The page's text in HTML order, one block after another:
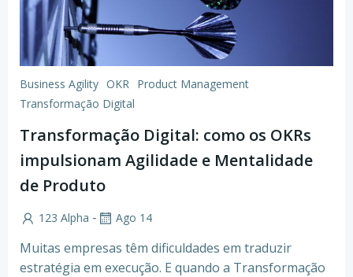
Business Agility OKR
Product Management
Transformação Digital
Transformação Digital: como os OKRs
impulsionam Agilidade e Mentalidade
de Produto
123 Alpha - Ago 14
Muitas empresas têm dificuldades em traduzir
estratégia em execução. E quando a Transformação